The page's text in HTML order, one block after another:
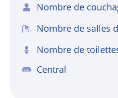
Nombre de
Nombre de salles
Nombre de
Central